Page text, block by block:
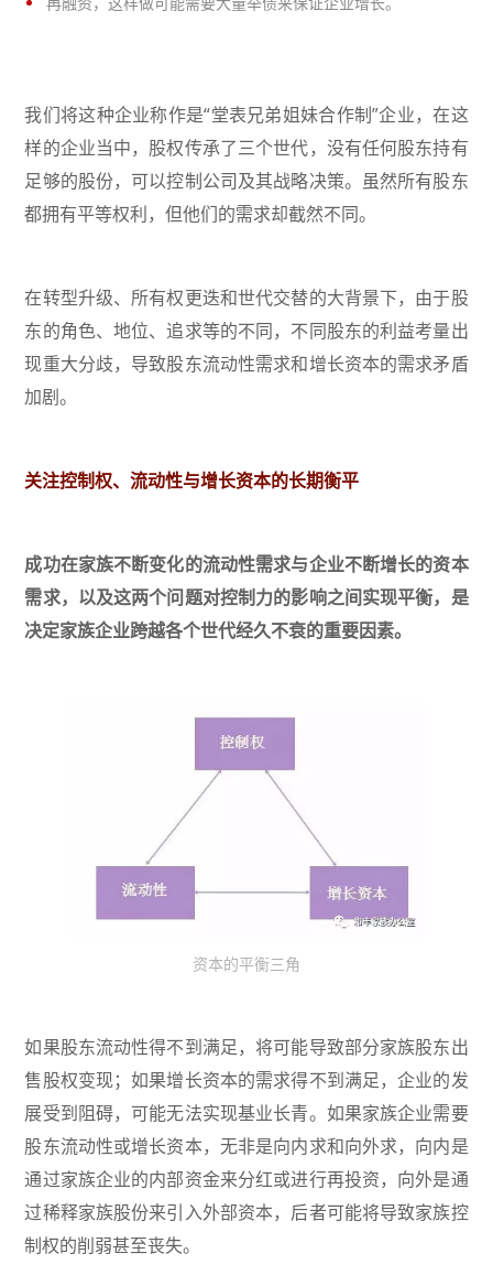
我们将这种企业称作是“堂表兄弟姐妹合作制”企业，在这
样的企业当中，股权传承了三个世代，没有任何股东持有
足够的股份，可以控制公司及其战略决策。虽然所有股东
都拥有平等权利，但他们的需求却截然不同。
在转型升级、所有权更迭和世代交替的大背景下，由于股
东的角色、地位、追求等的不同，不同股东的利益考量出
现重大分歧，导致股东流动性需求和增长资本的需求矛盾
加剧。
关注控制权、流动性与增长资本的长期衡平
成功在家族不断变化的流动性需求与企业不断增长的资本
需求，以及这两个问题对控制力的影响之间实现平衡，是
决定家族企业跨越各个世代经久不衰的重要因素。
资本的平衡三角
如果股东流动性得不到满足，将可能导致部分家族股东出
售股权变现；如果增长资本的需求得不到满足，企业的发
展受到阻碍，可能无法实现基业长青。如果家族企业需要
股东流动性或增长资本，无非是向内求和向外求，向内是
通过家族企业的内部资金来分红或进行再投资，向外是通
过稀释家族股份来引入外部资本，后者可能将导致家族控
制权的削弱甚至丧失。